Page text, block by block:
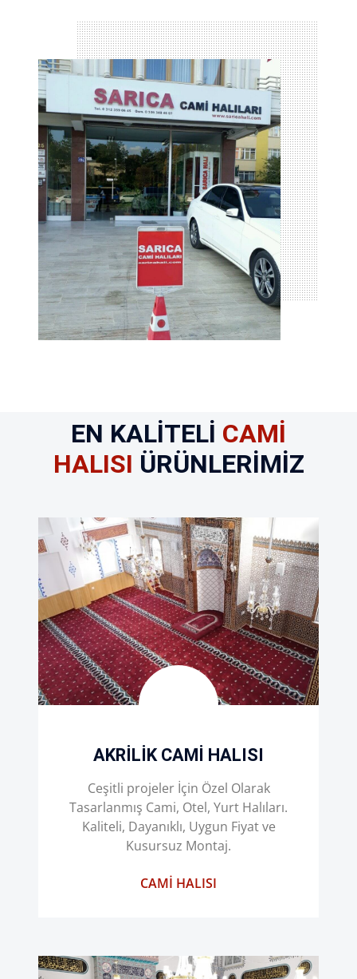
EN KALITELI CAMI
HALISI ÜRÜNLERIMIZ
AKRILIK CAMI HALISI
Ceşitli projeler İçin Özel Olarak
Tasarlanmış Cami, Otel, Yurt Halıları.
Kaliteli, Dayanıklı, Uygun Fiyat ve
Kusursuz Montaj.
CAMI HALISI